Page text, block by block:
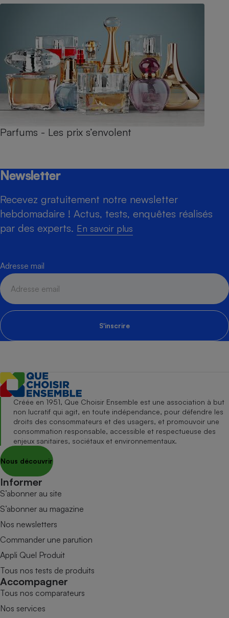
Parfums - Les prix s’envolent
Newsletter
Recevez gratuitement notre newsletter
hebdomadaire ! Actus, tests, enquêtes réalisés
par des experts. En savoir plus
Adresse mail
S'inscrire
Créée en 1951, Que Choisir Ensemble est une association à but
non lucratif qui agit, en toute indépendance, pour défendre les
droits des consommateurs et des usagers, et promouvoir une
consommation responsable, accessible et respectueuse des
enjeux sanitaires, sociétaux et environnementaux.
Nous découvrir
Informer
S’abonner au site
S’abonner au magazine
Nos newsletters
Commander une parution
Appli Quel Produit
Tous nos tests de produits
Accompagner
Tous nos comparateurs
Nos services